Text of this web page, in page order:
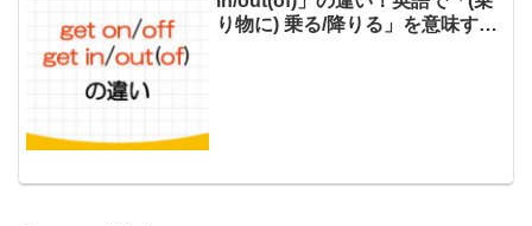
り物に) 乗る/降りる」を意味する